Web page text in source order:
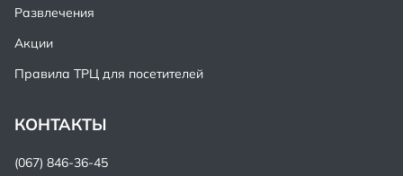
Развлечения
Акции
Правила ТРЦ для посетителей
КОНТАКТЫ
(067) 846-36-45